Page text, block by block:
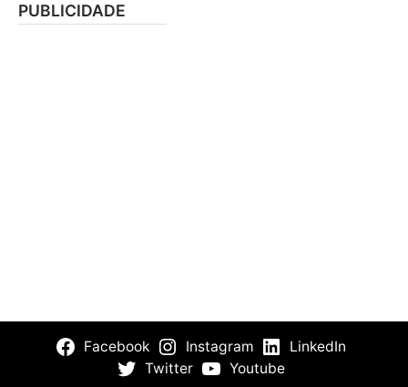
PUBLICIDADE
Facebook Instagram
LinkedIn
Twitter
Youtube